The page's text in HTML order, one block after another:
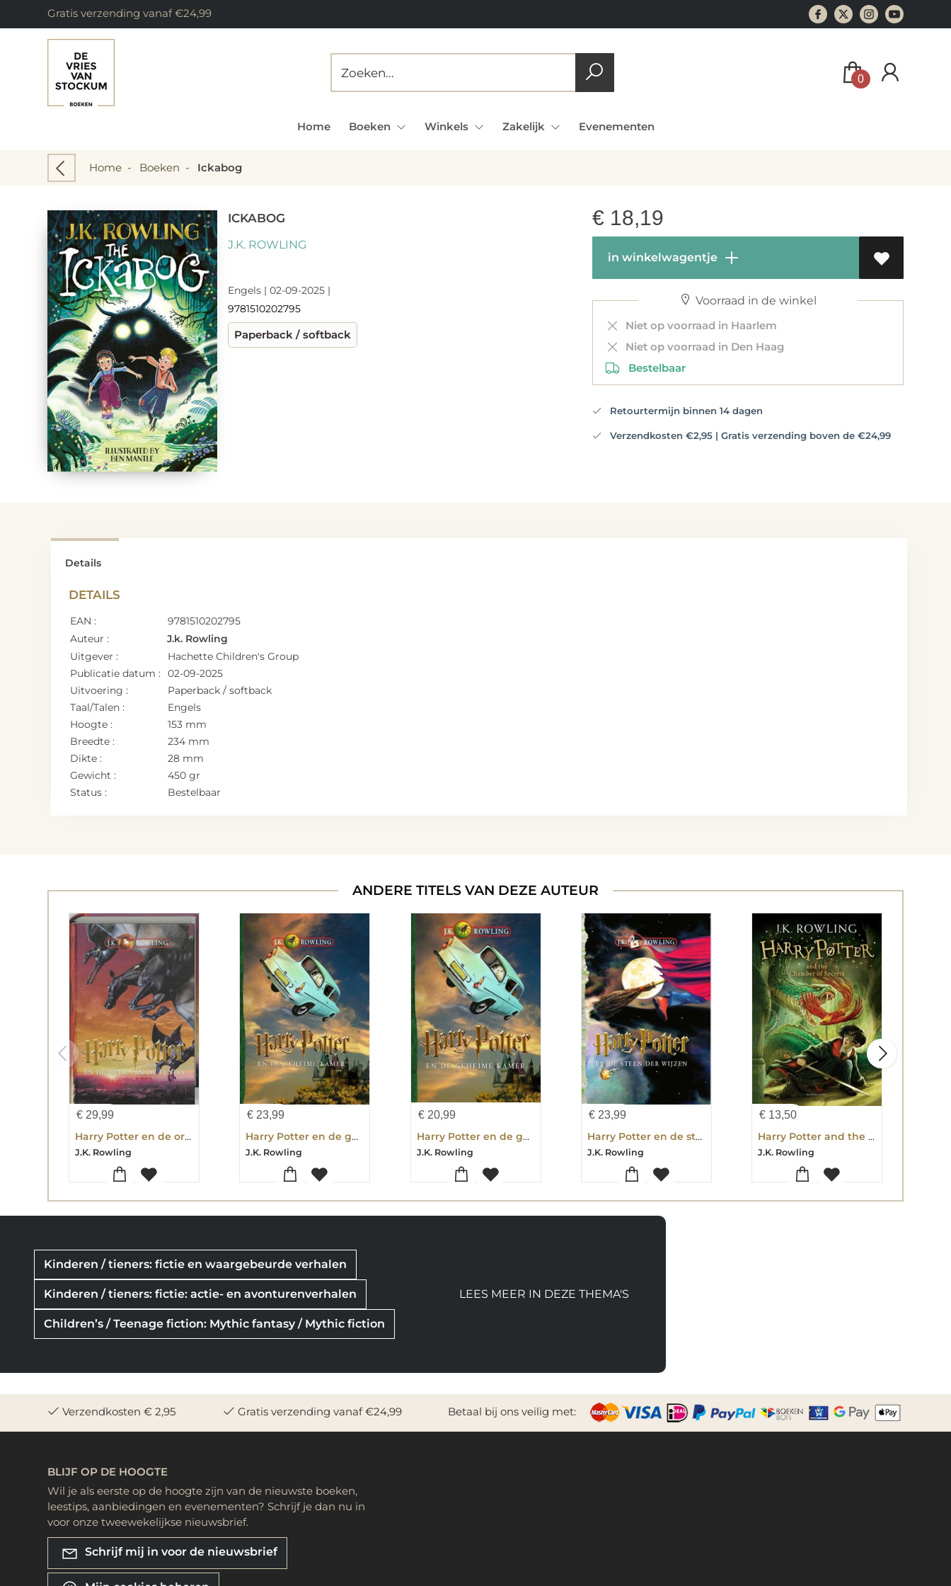
Gratis verzending vanaf €24,99
0
Home Boeken Winkels Zakelijk Evenementen
Home - Boeken - Ickabog
ICKABOG
J.K. ROWLING
Engels | 02-09-2025 |
9781510202795
Paperback / softback
€ 18,19
in winkelwagentje
Voorraad in de winkel
Niet op voorraad in Haarlem
Niet op voorraad in Den Haag
Bestelbaar
Retourtermijn binnen 14 dagen
Verzendkosten €2,95 | Gratis verzending boven de €24,99
Details
DETAILS
EAN :
9781510202795
Auteur :
J.k. Rowling
Uitgever :
Hachette Children's Group
Publicatie datum :
02-09-2025
Uitvoering :
Paperback / softback
Taal/Talen :
Engels
Hoogte :
153 mm
Breedte :
234 mm
Dikte :
28 mm
Gewicht :
450 gr
Status :
Bestelbaar
ANDERE TITELS VAN DEZE AUTEUR
€ 29,99
Harry Potter en de orde van de Feniks
J.K. Rowling
€ 23,99
Harry Potter en de geheime kamer
J.K. Rowling
€20,99
Harry Potter en de geheime kamer
J.K. Rowling
€23,99
Harry Potter en de steen der wijzen
J.K. Rowling
€ 13,50
Harry Potter and the Chamber of Secrets
J.K. Rowling
Kinderen / tieners: fictie en waargebeurde verhalen
Kinderen / tieners: fictie: actie- en avonturenverhalen
Children’s / Teenage fiction: Mythic fantasy / Mythic fiction
LEES MEER IN DEZE THEMA'S
Verzendkosten € 2,95 Gratis verzending vanaf €24,99 Betaal bij ons veilig met:
BLIJF OP DE HOOGTE
Wil je als eerste op de hoogte zijn van de nieuwste boeken,
leestips, aanbiedingen en evenementen? Schrijf je dan nu in
voor onze tweewekelijkse nieuwsbrief.
Schrijf mij in voor de nieuwsbrief